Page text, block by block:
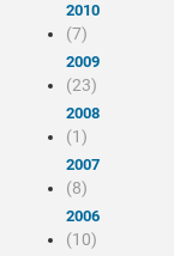
2010
(7)
2009
(23)
2008
(1)
2007
(8)
2006
(10)